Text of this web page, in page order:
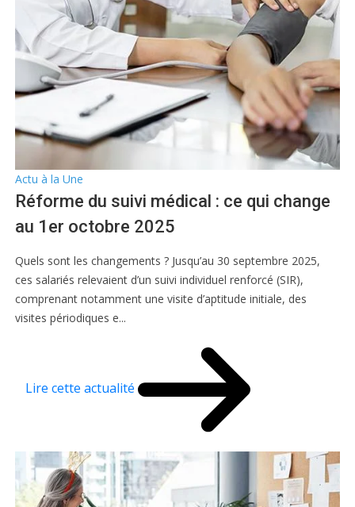
Actu à la Une
Réforme du suivi médical : ce qui change
au 1er octobre 2025
Quels sont les changements ? Jusqu’au 30 septembre 2025,
ces salariés relevaient d’un suivi individuel renforcé (SIR),
comprenant notamment une visite d’aptitude initiale, des
visites périodiques e...
Lire cette actualité